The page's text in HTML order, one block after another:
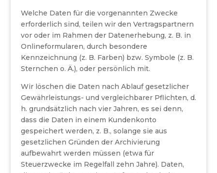
Welche Daten für die vorgenannten Zwecke
erforderlich sind, teilen wir den Vertragspartnern
vor oder im Rahmen der Datenerhebung, z. B. in
Onlineformularen, durch besondere
Kennzeichnung (z. B. Farben) bzw. Symbole (z. B.
Sternchen o. Ä.), oder persönlich mit.
Wir löschen die Daten nach Ablauf gesetzlicher
Gewährleistungs- und vergleichbarer Pflichten, d.
h. grundsätzlich nach vier Jahren, es sei denn,
dass die Daten in einem Kundenkonto
gespeichert werden, z. B., solange sie aus
gesetzlichen Gründen der Archivierung
aufbewahrt werden müssen (etwa für
Steuerzwecke im Regelfall zehn Jahre). Daten,